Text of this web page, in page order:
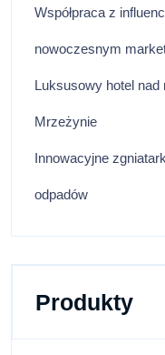
Współpraca z
nowoczesnym
Luksusowy hotel
Mrzeżynie
Innowacyjne
odpadów
Produkty